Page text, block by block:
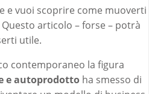
e vuoi scoprire come muoverti
articolo – forse – potrà
utile.
contemporaneo la figura
e autoprodotto ha smesso di